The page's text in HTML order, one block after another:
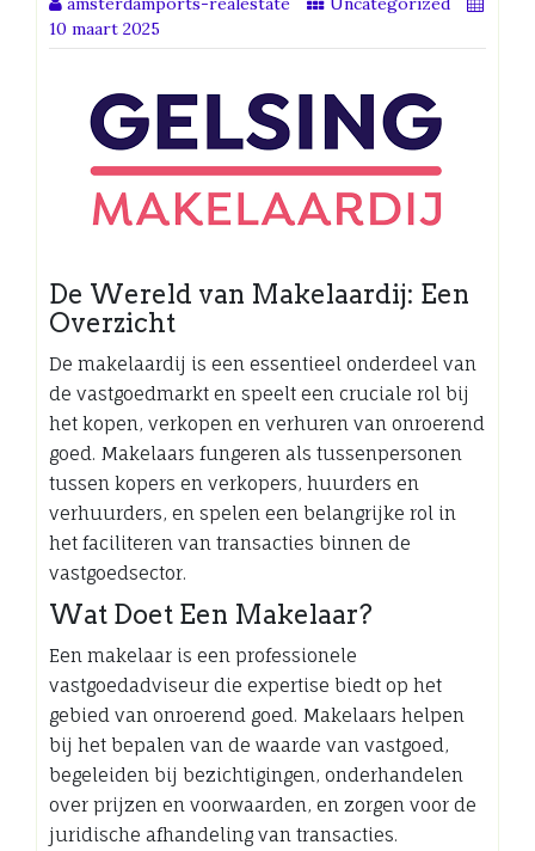
10 maart 2025
De Wereld van Makelaardij: Een
Overzicht
De makelaardij is een essentieel onderdeel van
de vastgoedmarkt en speelt een cruciale rol bij
het kopen, verkopen en verhuren van onroerend
goed. Makelaars fungeren als tussenpersonen
tussen kopers en verkopers, huurders en
verhuurders, en spelen een belangrijke rol in
het faciliteren van transacties binnen de
vastgoedsector.
Wat Doet Een Makelaar?
Een makelaar is een professionele
vastgoedadviseur die expertise biedt op het
gebied van onroerend goed. Makelaars helpen
bij het bepalen van de waarde van vastgoed,
begeleiden bij bezichtigingen, onderhandelen
over prijzen en voorwaarden, en zorgen voor de
juridische afhandeling van transacties.